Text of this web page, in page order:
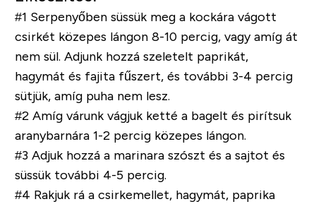
#1 Serpenyőben süssük meg akockára vágott
csirkét közepes lángon 8-10 percig, vagy amíg át
nem sül. Adjunk hozzá szeletelt paprikát,
hagymát és fajita fűszert, és további 3-4 percig
sütjük, amíg puha nem lesz.
#2 Amíg várunk vágjuk ketté a bagelt és pirítsuk
aranybarnára 1-2 percig közepes lángon.
#3 Adjuk hozzá a marinara szószt és a sajtot és
süssük további 4-5 percig.
#4 Rakjuk rá a csirkemellet, hagymát, paprika